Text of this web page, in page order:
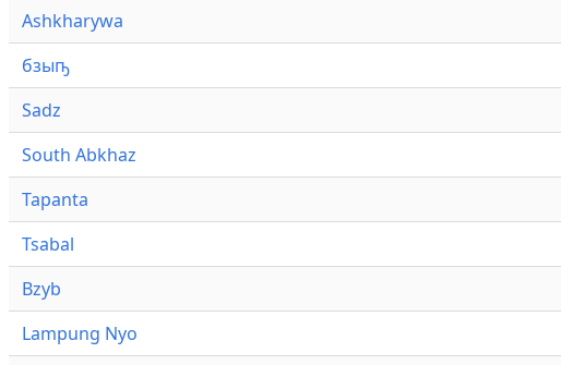
Ashkharywa
бзыҧ
Sadz
South Abkhaz
Tapanta
Tsabal
Bzyb
Lampung Nyo